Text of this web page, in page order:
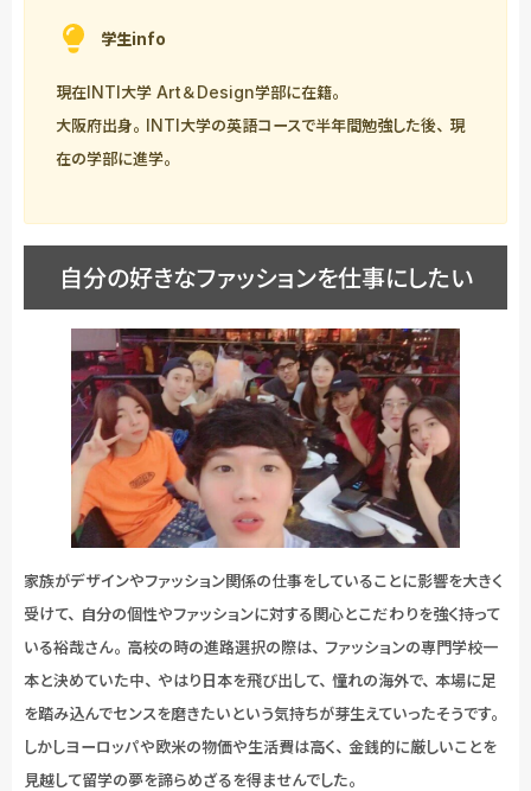
学生info
現在INTI大学 Art＆Design学部に在籍。
大阪府出身。INTI大学の英語コースで半年間勉強した後、現
在の学部に進学。
自分の好きなファッションを仕事にしたい
家族がデザインやファッション関係の仕事をしていることに影響を大きく
受けて、自分の個性やファッションに対する関心とこだわりを強く持って
いる裕哉さん。高校の時の進路選択の際は、ファッションの専門学校一
本と決めていた中、やはり日本を飛び出して、憧れの海外で、本場に足
を踏み込んでセンスを磨きたいという気持ちが芽生えていったそうです。
しかしヨーロッパや欧米の物価や生活費は高く、金銭的に厳しいことを
見越して留学の夢を諦らめざるを得ませんでした。